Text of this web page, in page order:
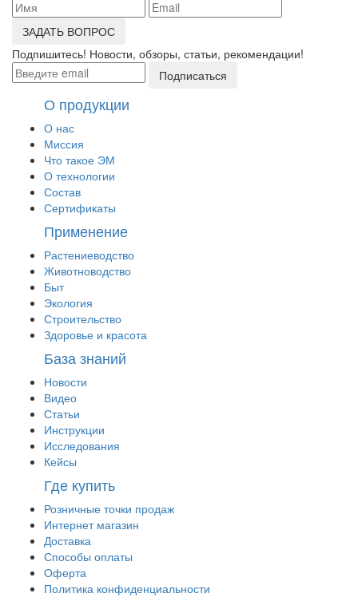
ЗАДАТЬ ВОПРОС
Подпишитесь! Новости, обзоры, статьи, рекомендации!
Подписаться
О продукции
О нас
Миссия
Что такое ЭМ
О технологии
Состав
Сертификаты
Применение
Растениеводство
Животноводство
Быт
Экология
Строительство
Здоровье и красота
База знаний
Новости
Видео
Статьи
Инструкции
Исследования
Кейсы
Где купить
Розничные точки продаж
Интернет магазин
Доставка
Способы оплаты
Оферта
Политика конфиденциальности